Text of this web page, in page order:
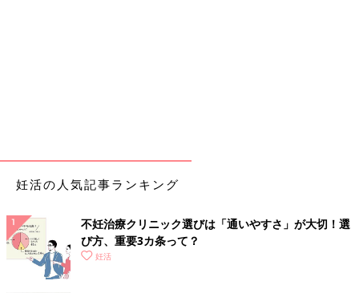
妊活の人気記事ランキング
不妊治療クリニック選びは「通いやすさ」が大切！選
び方、重要3カ条って？
妊活